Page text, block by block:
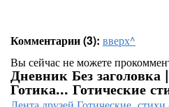
Комментарии (3): вверх^
Вы сейчас не можете
Дневник Без заголовка
Готика... Готические